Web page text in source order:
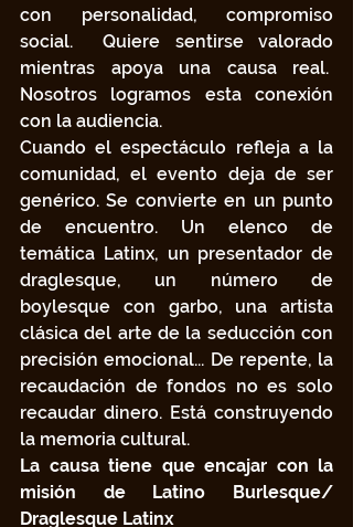
con personalidad, compromiso
social.  Quiere sentirse valorado
mientras apoya una causa real.
Nosotros logramos esta conexión
con la audiencia.
Cuando el espectáculo refleja a la
comunidad, el evento deja de ser
genérico. Se convierte en un punto
de encuentro. Un elenco de
temática Latinx, un presentador de
draglesque, un número de
boylesque con garbo, una artista
clásica del arte de la seducción con
precisión emocional... De repente, la
recaudación de fondos no es solo
recaudar dinero. Está construyendo
la memoria cultural.
La causa tiene que encajar con la
misión de Latino Burlesque/
Draglesque Latinx